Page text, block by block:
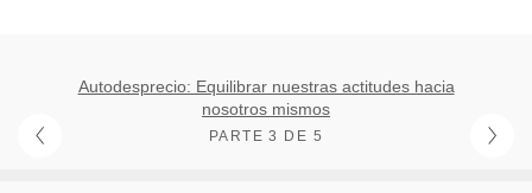
Autodesprecio: Equilibrar nuestras actitudes hacia
nosotros mismos
PARTE 3 DE 5